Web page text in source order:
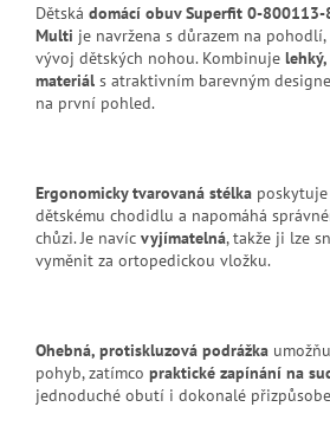
Dětská domácí obuv Superfit 0-800113-
Multi je navržena s důrazem na
vývoj dětských nohou. Kombinuje
materiál s atraktivním barevným
na první pohled.
Ergonomicky tvarovaná stélka
dětskému chodidlu a napomáhá
chůzi. Je navíc vyjímatelná, takže ji lze
vyměnit za ortopedickou vložku.
Ohebná, protiskluzová podrážka
pohyb, zatímco praktické zapínání na
jednoduché obutí i dokonalé